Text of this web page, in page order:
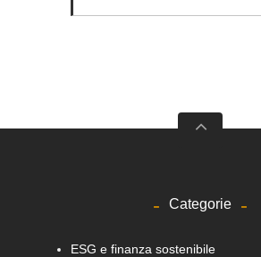
Categorie
ESG e finanza sostenibile